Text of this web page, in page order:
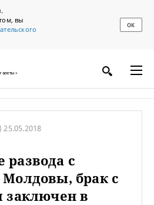
вы
ОК
газеты»
25.05.2018
с
брак с
заключен в